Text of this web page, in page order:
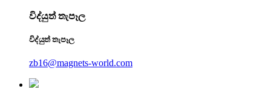
විද්යුත් තැපෑල
විද්යුත් තැපෑල
zb16@magnets-world.com